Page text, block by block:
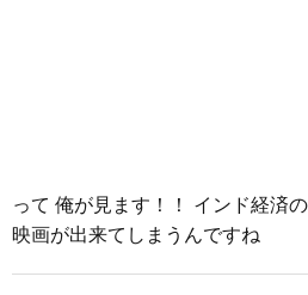
って 俺が見ます！！ インド経済
映画が出来てしまうんですね